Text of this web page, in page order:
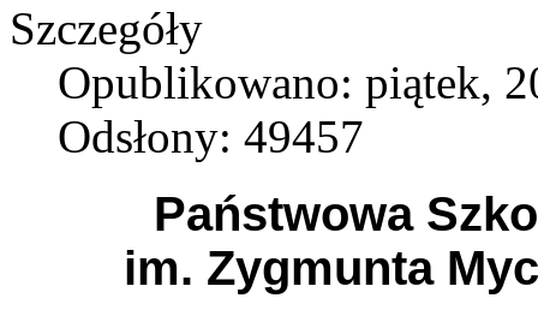
Szczegóły
Opublikowano: piątek,
Odsłony: 49457
Państwowa
im. Zygmunta